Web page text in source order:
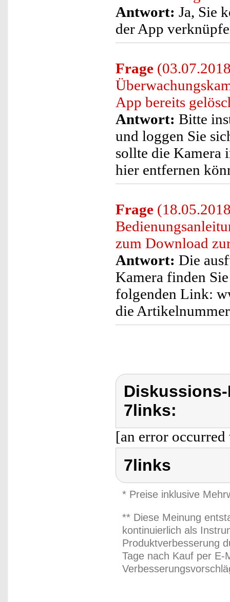
Antwort: Ja, Sie
der App
Frage
App bereits
Antwort: Bitte
und loggen Sie
sollte die Kamera
hier entfernen
Frage
zum Download
Antwort: Die
Kamera finden
folgenden Link:
die
7links:
[an error
7links
* Preise inklusive
** Diese Meinung
kontinuierlich als
Produktverbesserung
Tage nach Kauf per E-